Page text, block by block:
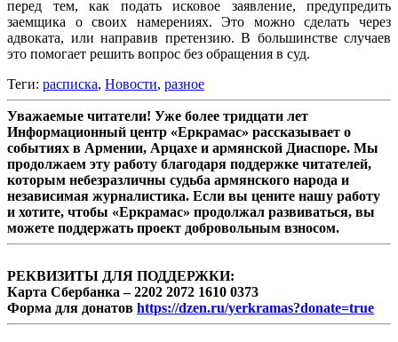
перед тем, как подать исковое заявление, предупредить
заемщика о своих намерениях. Это можно сделать через
адвоката, или направив претензию. В большинстве случаев
это помогает решить вопрос без обращения в суд.
Теги: расписка, Новости, разное
Уважаемые читатели! Уже более тридцати лет
Информационный центр «Еркрамас» рассказывает о
событиях в Армении, Арцахе и армянской Диаспоре. Мы
продолжаем эту работу благодаря поддержке читателей,
которым небезразличны судьба армянского народа и
независимая журналистика. Если вы цените нашу работу
и хотите, чтобы «Еркрамас» продолжал развиваться, вы
можете поддержать проект добровольным взносом.
РЕКВИЗИТЫ ДЛЯ ПОДДЕРЖКИ:
Карта Сбербанка – 2202 2072 1610 0373
Форма для донатов https://dzen.ru/yerkramas?donate=true